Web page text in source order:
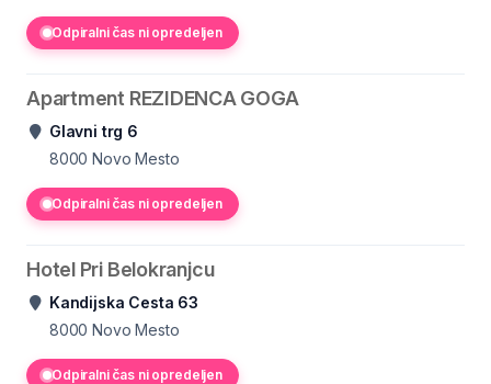
Odpiralni čas ni opredeljen
Apartment REZIDENCA GOGA
Glavni trg 6
8000 Novo Mesto
Odpiralni čas ni opredeljen
Hotel Pri Belokranjcu
Kandijska Cesta 63
8000 Novo Mesto
Odpiralni čas ni opredeljen